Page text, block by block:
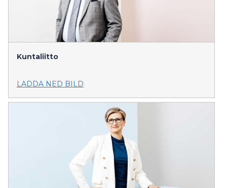
Kuntaliitto
LADDA NED BILD